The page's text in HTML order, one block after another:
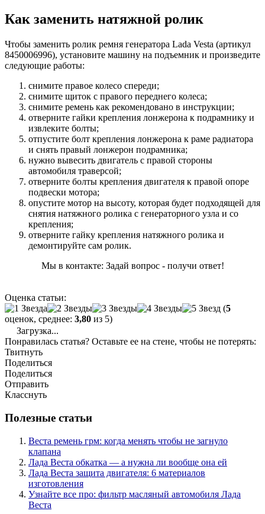
Как заменить натяжной ролик
Чтобы заменить ролик ремня генератора Lada Vesta (артикул
8450006996), установите машину на подъемник и произведите
следующие работы:
снимите правое колесо спереди;
снимите щиток с правого переднего колеса;
снимите ремень как рекомендовано в инструкции;
отверните гайки крепления лонжерона к подрамнику и
извлеките болты;
отпустите болт крепления лонжерона к раме радиатора
и снять правый лонжерон подрамника;
нужно вывесить двигатель с правой стороны
автомобиля траверсой;
отверните болты крепления двигателя к правой опоре
подвески мотора;
опустите мотор на высоту, которая будет подходящей для
снятия натяжного ролика с генераторного узла и со
крепления;
отверните гайку крепления натяжного ролика и
демонтируйте сам ролик.
Мы в контакте: Задай вопрос - получи ответ!
Оценка статьи:
(5
оценок, среднее: 3,80 из 5)
Загрузка...
Понравилась статья? Оставьте ее на стене, чтобы не потерять:
Твитнуть
Поделиться
Поделиться
Отправить
Класснуть
Полезные статьи
Веста ремень грм: когда менять чтобы не загнуло
клапана
Лада Веста обкатка — а нужна ли вообще она ей
Лада Веста защита двигателя: 6 материалов
изготовления
Узнайте все про: фильтр масляный автомобиля Лада
Веста